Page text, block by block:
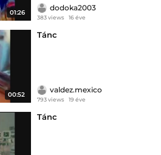
01:26
dodoka2003
383 views 16 éve
00:52
Tánc
valdez.mexico
793 views 19 éve
Tánc